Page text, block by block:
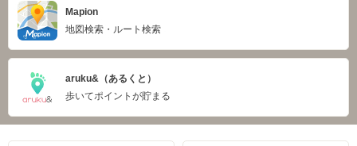
Mapion
地図検索・ルート検索
aruku&（あるくと）
歩いてポイントが貯まる